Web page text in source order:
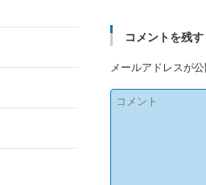
コメントを残す
メールアドレスが